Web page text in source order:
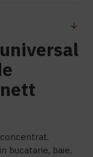
bucatarie, baie,